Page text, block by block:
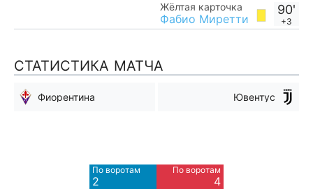
90'
+3
Жёлтая карточка
Фабио Миретти
СТАТИСТИКА МАТЧА
Фиорентина Ювентус
По воротам
2
По воротам
4